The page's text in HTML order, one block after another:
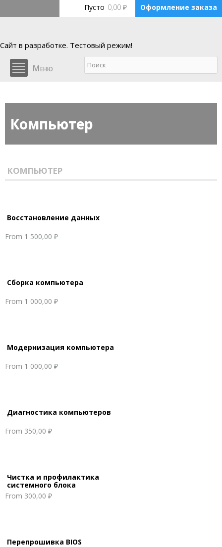
Перейти к основному содержанию
Пусто 0,00 ₽ Оформление заказа
Ремонт компьютерной
техники
Сайт в разработке. Тестовый режим!
Меню
Компьютер
КОМПЬЮТЕР
Восстановление данных
From 1 500,00 ₽
Сборка компьютера
From 1 000,00 ₽
Модернизация компьютера
From 1 000,00 ₽
Диагностика компьютеров
From 350,00 ₽
Чистка и профилактика
системного блока
From 300,00 ₽
Перепрошивка BIOS